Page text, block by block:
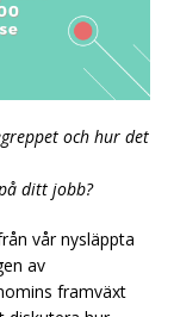
och hur det
ditt jobb?
vår nysläppta
av
framväxt